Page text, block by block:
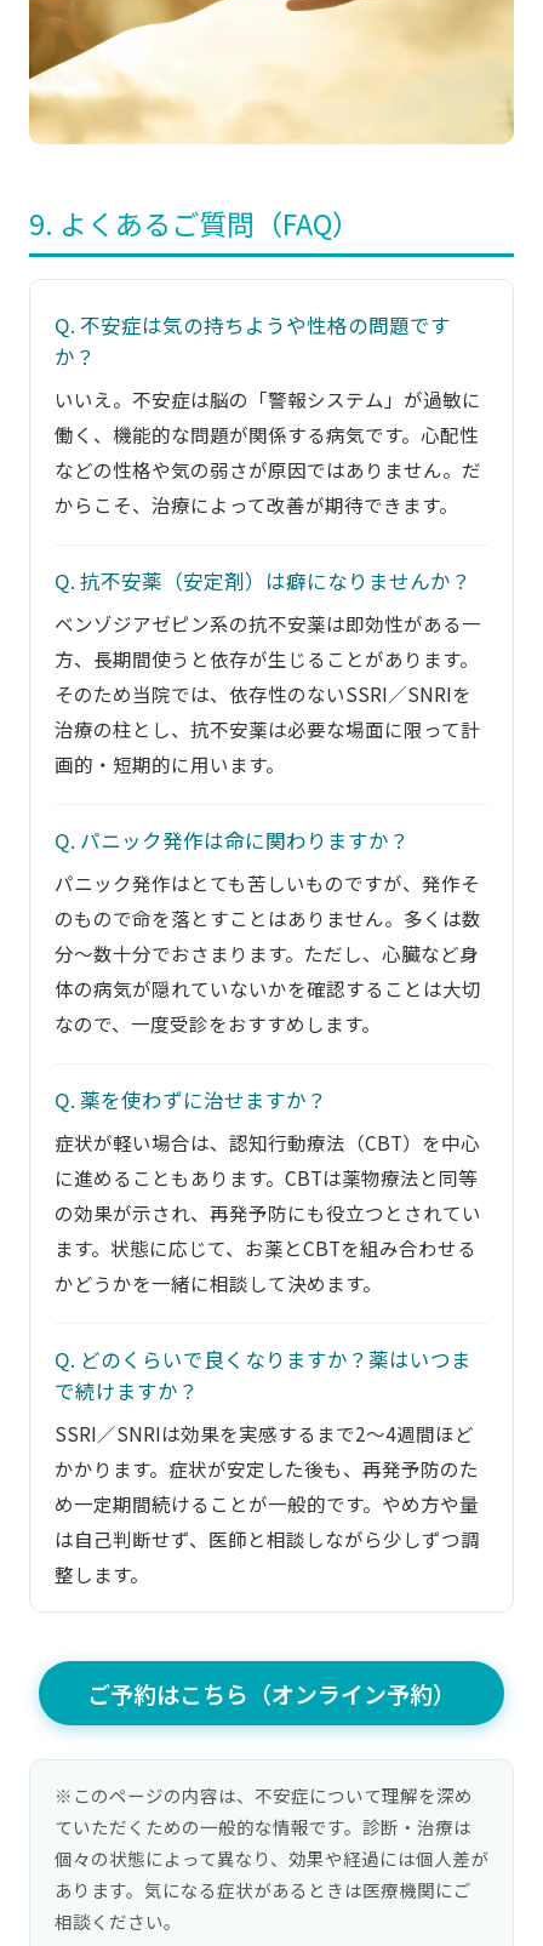
9. よくあるご質問（FAQ）
Q. 不安症は気の持ちようや性格の問題です
か？
いいえ。不安症は脳の「警報システム」が過敏に
働く、機能的な問題が関係する病気です。心配性
などの性格や気の弱さが原因ではありません。だ
からこそ、治療によって改善が期待できます。
Q. 抗不安薬（安定剤）は癖になりませんか？
ベンゾジアゼピン系の抗不安薬は即効性がある一
方、長期間使うと依存が生じることがあります。
そのため当院では、依存性のないSSRI／SNRIを
治療の柱とし、抗不安薬は必要な場面に限って計
画的・短期的に用います。
Q. パニック発作は命に関わりますか？
パニック発作はとても苦しいものですが、発作そ
のもので命を落とすことはありません。多くは数
分〜数十分でおさまります。ただし、心臓など身
体の病気が隠れていないかを確認することは大切
なので、一度受診をおすすめします。
Q. 薬を使わずに治せますか？
症状が軽い場合は、認知行動療法（CBT）を中心
に進めることもあります。CBTは薬物療法と同等
の効果が示され、再発予防にも役立つとされてい
ます。状態に応じて、お薬とCBTを組み合わせる
かどうかを一緒に相談して決めます。
Q. どのくらいで良くなりますか？薬はいつま
で続けますか？
SSRI／SNRIは効果を実感するまで2〜4週間ほど
かかります。症状が安定した後も、再発予防のた
め一定期間続けることが一般的です。やめ方や量
は自己判断せず、医師と相談しながら少しずつ調
整します。
ご予約はこちら（オンライン予約）
※このページの内容は、不安症について理解を深め
ていただくための一般的な情報です。診断・治療は
個々の状態によって異なり、効果や経過には個人差が
あります。気になる症状があるときは医療機関にご
相談ください。
初診案内